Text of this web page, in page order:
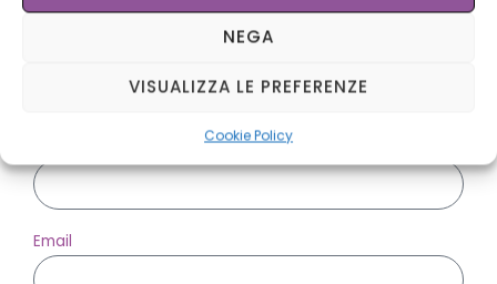
NEGA
VISUALIZZA LE PREFERENZE
Cookie Policy
Prenota il tuo check up
gratuito
Email